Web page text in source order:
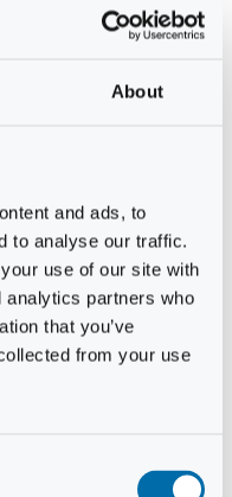
About
and ads, to
to analyse our traffic.
use of our site with
analytics partners who
that you’ve
from your use
Aarestrup